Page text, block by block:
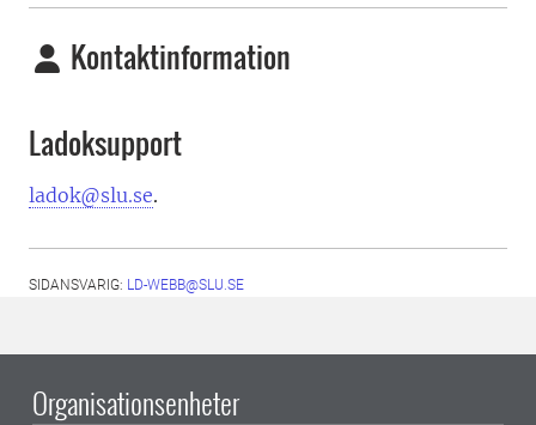
Kontaktinformation
Ladoksupport
ladok@slu.se.
SIDANSVARIG: LD-WEBB@SLU.SE
Organisationsenheter